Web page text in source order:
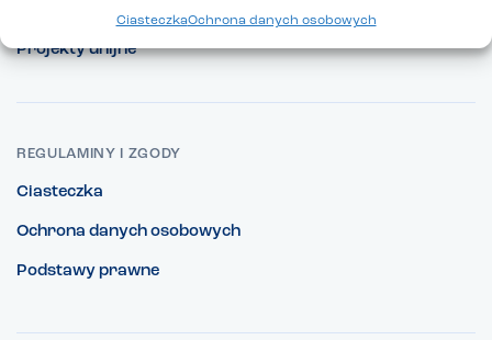
CiasteczkaOchrona danych osobowych
Projekty unijne
REGULAMINY I ZGODY
Ciasteczka
Ochrona danych osobowych
Podstawy prawne